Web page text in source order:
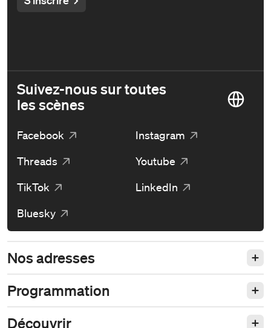
Suivez-nous sur toutes
les scènes
Facebook
Instagram
Threads
Youtube
TikTok
LinkedIn
Bluesky
Nos adresses
Programmation
Découvrir